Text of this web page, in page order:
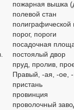
пожарная вышка
полевой стан
порог, пороги
посадочная
постоялый двор
пруд, пролив,
Правый, -ая, -ое, -
пристань
провинция
проволочный